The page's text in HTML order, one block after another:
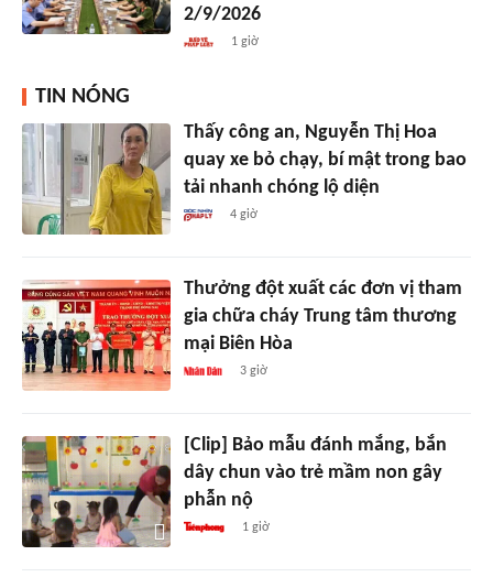
2/9/2026
1 giờ
TIN NÓNG
Thấy công an, Nguyễn Thị Hoa
quay xe bỏ chạy, bí mật trong bao
tải nhanh chóng lộ diện
4 giờ
Thưởng đột xuất các đơn vị tham
gia chữa cháy Trung tâm thương
mại Biên Hòa
3 giờ
[Clip] Bảo mẫu đánh mắng, bắn
dây chun vào trẻ mầm non gây
phẫn nộ
1 giờ